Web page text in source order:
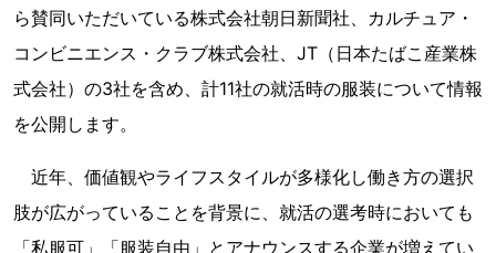
ら賛同いただいている株式会社朝日新聞社、カルチュア・
コンビニエンス・クラブ株式会社、JT（日本たばこ産業株
式会社）の3社を含め、計11社の就活時の服装について情報
を公開します。
近年、価値観やライフスタイルが多様化し働き方の選択
肢が広がっていることを背景に、就活の選考時においても
「私服可」「服装自由」とアナウンスする企業が増えてい